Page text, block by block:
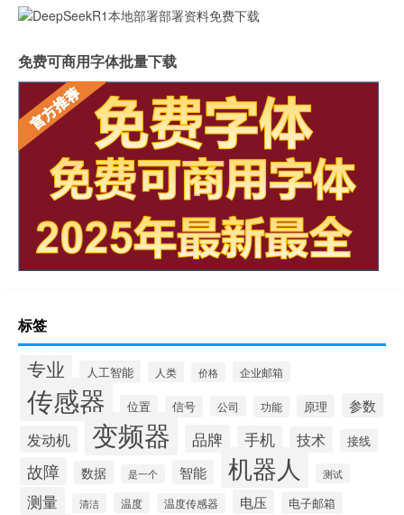
免费可商用字体批量下载
标签
专业 人工智能 人类 价格 企业邮箱
传感器 位置 信号 公司 功能 原理 参数
发动机 变频器 品牌 手机 技术 接线
故障 数据 是一个 智能 机器人 测试
测量 清洁 温度 温度传感器 电压 电子邮箱